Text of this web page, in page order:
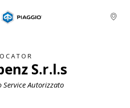
Vai al contenuto principale
S.r.l.s
Service Autorizzato